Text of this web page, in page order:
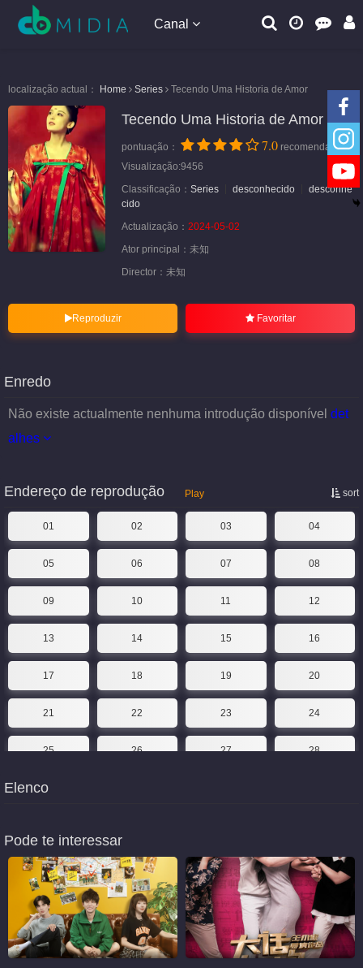
Canal
localização actual： Home Series Tecendo Uma Historia de Amor
Tecendo Uma Historia de Amor
pontuação： 7.0 recomendação
Visualização:9456
Classificação： Series desconhecido
desconhe
cido
Actualização： 2024-05-02
Ator principal： 未知
Director： 未知
Reproduzir Favoritar
Enredo
Não existe actualmente nenhuma introdução disponível det
alhes
sort
Endereço de reprodução Play
01 02 03 04
05 06 07 08
09 10 11 12
13 14 15 16
17 18 19 20
21 22 23 24
25 26 27 28
29
37 38 39 40
Elenco
Pode te interessar